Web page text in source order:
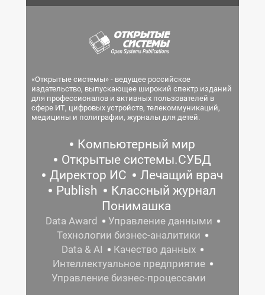
«Открытые системы» - ведущее российское
издательство, выпускающее широкий спектр изданий
для профессионалов и активных пользователей в
сфере ИТ, цифровых устройств, телекоммуникаций,
медицины и полиграфии, журналы для детей.
Компьютерный мир
Открытые системы.СУБД
Директор ИС
Лечащий врач
Publish
Классный журнал
Понимашка
Data Award
Управление данными
Технологии бизнес-аналитики
Data & AI
Качество данных
Интеллектуальное предприятие
Управление бизнес-процессами